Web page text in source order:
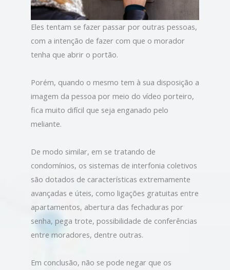
Eles tentam se fazer passar por outras pessoas,
com a intenção de fazer com que o morador
tenha que abrir o portão.
Porém, quando o mesmo tem à sua disposição a
imagem da pessoa por meio do vídeo porteiro,
fica muito difícil que seja enganado pelo
meliante.
De modo similar, em se tratando de
condomínios, os sistemas de interfonia coletivos
são dotados de características extremamente
avançadas e úteis, como ligações gratuitas entre
apartamentos, abertura das fechaduras por
senha, pega trote, possibilidade de conferências
entre moradores, dentre outras.
Em conclusão, não se pode negar que os